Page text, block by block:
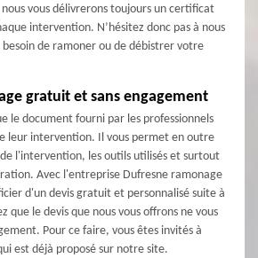
vous délivrerons toujours un certificat
intervention. N’hésitez donc pas à nous
de ramoner ou de débistrer votre
gratuit et sans engagement
le document fourni par les professionnels
leur intervention. Il vous permet en outre
l'intervention, les outils utilisés et surtout
Avec l'entreprise Dufresne ramonage
d'un devis gratuit et personnalisé suite à
que le devis que nous vous offrons ne vous
Pour ce faire, vous êtes invités à
est déjà proposé sur notre site.